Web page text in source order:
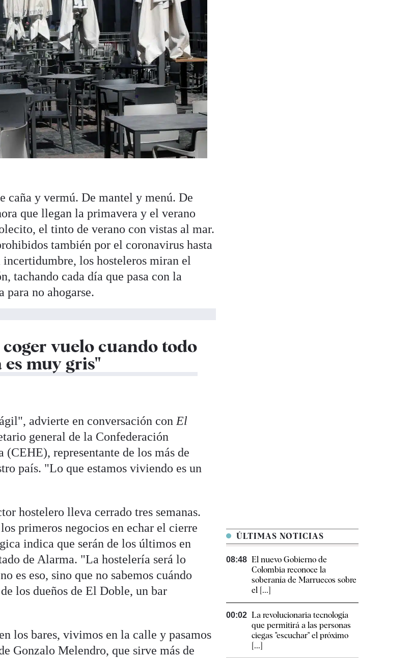
caña y vermú. De mantel y menú. De
que llegan la primavera y el verano
el tinto de verano con vistas al mar.
también por el coronavirus hasta
incertidumbre, los hosteleros miran el
tachando cada día que pasa con la
para no ahogarse.
vuelo cuando todo
es muy gris"
advierte en conversación conEl
general de la Confederación
representante de los más de
país. "Lo que estamos viviendo es un
hostelero lleva cerrado tres semanas.
primeros negocios en echar el cierre
indica que serán de los últimos en
de Alarma. "La hostelería será lo
es eso, sino que no sabemos cuándo
los dueños de El Doble, un bar
los bares, vivimos en la calle y pasamos
Gonzalo Melendro, que sirve más de
ÚLTIMAS NOTICIAS
08:48 El nuevo Gobierno de
Colombia reconoce la
soberanía de Marruecos sobre
el [...]
00:02 La revolucionaria tecnología
que permitirá a las personas
ciegas "escuchar" el próximo
[...]